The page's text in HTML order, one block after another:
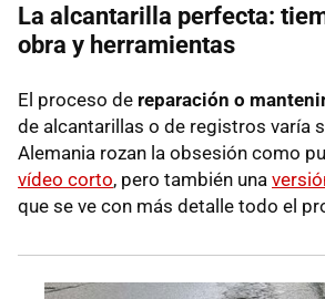
La alcantarilla perfecta:
obra y herramientas
El proceso de reparación o
de alcantarillas o de registros varía
Alemania rozan la obsesión como
vídeo corto, pero también una
que se ve con más detalle todo el